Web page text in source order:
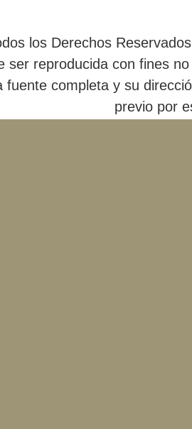
los Derechos
ser reproducida con fines
fuente completa y su
previo por